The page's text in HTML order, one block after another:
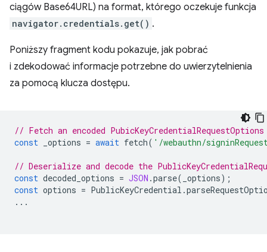
ciągów Base64URL) na format, którego oczekuje funkcja
navigator.credentials.get() .
Poniższy fragment kodu pokazuje, jak pobrać
i zdekodować informacje potrzebne do uwierzytelnienia
za pomocą klucza dostępu.
// Fetch an encoded
const
_options = await fetch( '/webauthn/
// Deserialize and decode the
const decoded_options = JSON .parse( _options);
const options = PublicKeyCredential .
...